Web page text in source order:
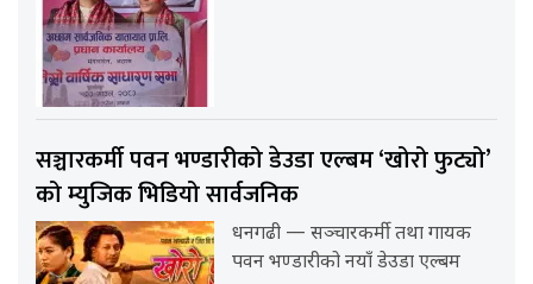
सञ्चारकर्मी पवन भण्डारीको डेउडा एल्बम ‘खोरो फुट्यो’
को म्युजिक भिडियो सार्वजनिक
धनगढी — सञ्चारकर्मी तथा गायक
पवन भण्डारीको नयाँ डेउडा एल्बम